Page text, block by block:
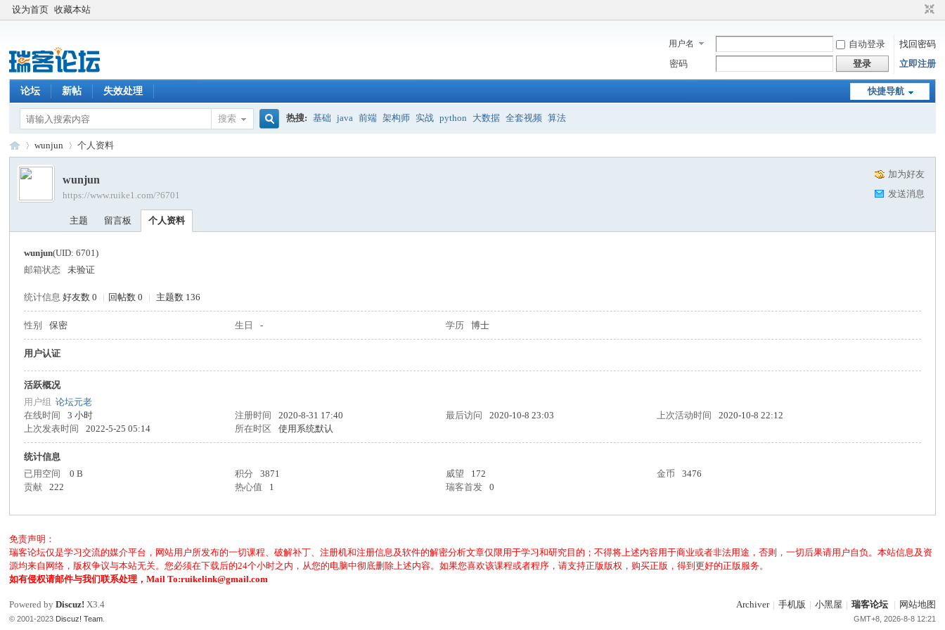
设为首页 收藏本站
用户名 自动登录
找回密码
密码
登录 立即注册
快捷导航
论坛 新帖 失效处理
搜索 热搜: 基础 java 前端 架构师 实战 python 大数据 全套视频 算法
›
wunjun 个人资料
加为好友
发送消息
wunjun
https://www.ruike1.com/?6701
主题 留言板 个人资料
wunjun(UID: 6701)
邮箱状态
未验证
统计信息 好友数 0 | 回帖数 0 | 主题数 136
性别 保密 生日 - 学历 博士
用户认证
活跃概况
用户组论坛元老
在线时间
3 小时 注册时间 2020-8-31 17:40 最后访问 2020-10-8 23:03 上次活动时间
2020-10-8 22:12
上次发表时间
2022-5-25 05:14 所在时区 使用系统默认
统计信息
已用空间
0 B 积分 3871 威望 172 金币
3476
贡献
222 热心值 1 瑞客首发 0
免责声明：
瑞客论坛仅是学习交流的媒介平台，网站用户所发布的一切课程、破解补丁、注册机和注册信息及软件的解密分析文章仅限用于学习和研究目的；不得将上述内容用于商业或者非法用途，否则，一切后果请用户自负。本站信息及资
源均来自网络，版权争议与本站无关。您必须在下载后的24个小时之内，从您的电脑中彻底删除上述内容。如果您喜欢该课程或者程序，请支持正版版权，购买正版，得到更好的正版服务。
如有侵权请邮件与我们联系处理，Mail To:ruikelink@gmail.com
Archiver | 手机版 | 小黑屋 | 瑞客论坛 | 网站地图
GMT+8, 2026-8-8 12:21
Powered byDiscuz! X3.4
© 2001-2023 Discuz! Team